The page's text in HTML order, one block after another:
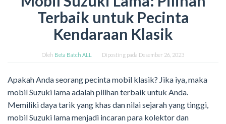
Terbaik untuk Pecinta
Kendaraan Klasik
Oleh Beta Batch ALL Diposting pada Desember 26, 2023
Apakah Anda seorang pecinta mobil klasik? Jika iya, maka
mobil Suzuki lama adalah pilihan terbaik untuk Anda.
Memiliki daya tarik yang khas dan nilai sejarah yang tinggi,
mobil Suzuki lama menjadi incaran para kolektor dan